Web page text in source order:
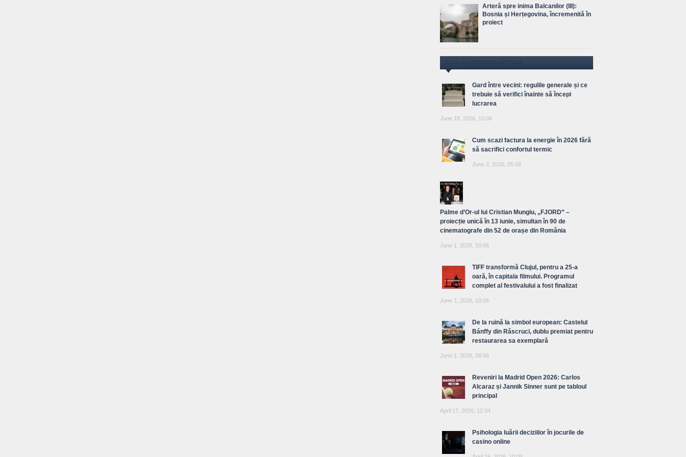
Arteră spre inima Balcanilor (III):
Bosnia și Herțegovina, încremenită în
proiect
Gard între vecini: regulile generale și ce
trebuie să verifici înainte să începi
lucrarea
June 18, 2026, 10:06
Cum scazi factura la energie în 2026 fără
să sacrifici confortul termic
June 2, 2026, 05:06
Palme d’Or-ul lui Cristian Mungiu, „FJORD” –
proiecție unică în 13 iunie, simultan în 90 de
cinematografe din 52 de orașe din România
June 1, 2026, 10:06
TIFF transformă Clujul, pentru a 25-a
oară, în capitala filmului. Programul
complet al festivalului a fost finalizat
June 1, 2026, 10:06
De la ruină la simbol european: Castelul
Bánffy din Răscruci, dublu premiat pentru
restaurarea sa exemplară
June 1, 2026, 08:06
Reveniri la Madrid Open 2026: Carlos
Alcaraz și Jannik Sinner sunt pe tabloul
principal
April 17, 2026, 12:04
Psihologia luării deciziilor în jocurile de
casino online